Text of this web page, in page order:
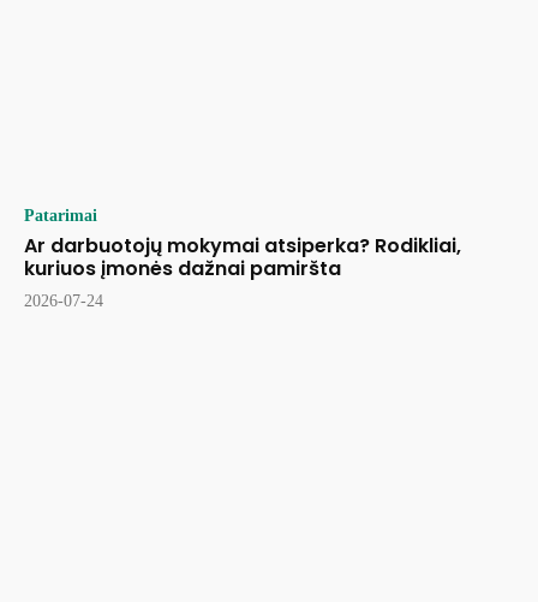
Patarimai
Ar darbuotojų mokymai atsiperka? Rodikliai,
kuriuos įmonės dažnai pamiršta
2026-07-24